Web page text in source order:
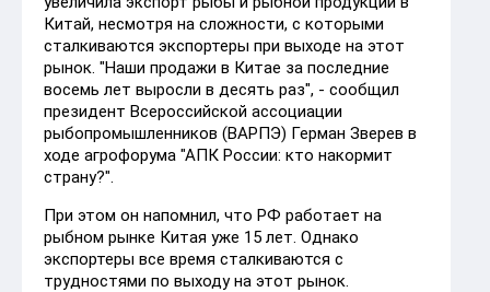
Китай, несмотря на сложности, с которыми
сталкиваются экспортеры при выходе на этот
рынок. "Наши продажи в Китае за последние
восемь лет выросли в десять раз", - сообщил
президент Всероссийской ассоциации
рыбопромышленников (ВАРПЭ) Герман Зверев в
ходе агрофорума "АПК России: кто накормит
страну?".
При этом он напомнил, что РФ работает на
рыбном рынке Китая уже 15 лет. Однако
экспортеры все время сталкиваются с
трудностями по выходу на этот рынок.